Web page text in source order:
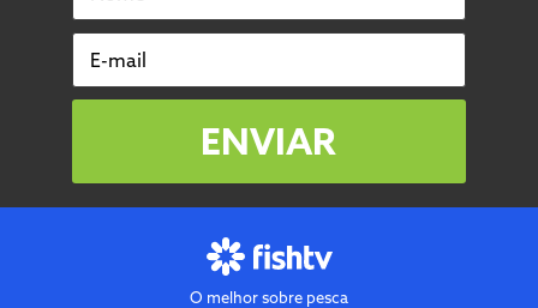
E-mail
ENVIAR
O melhor sobre pesca